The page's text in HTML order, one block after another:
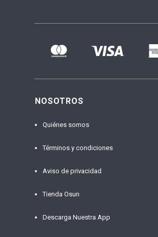
NOSOTROS
Quiénes somos
Términos y condiciones
Aviso de privacidad
Tienda Osun
Descarga Nuestra App